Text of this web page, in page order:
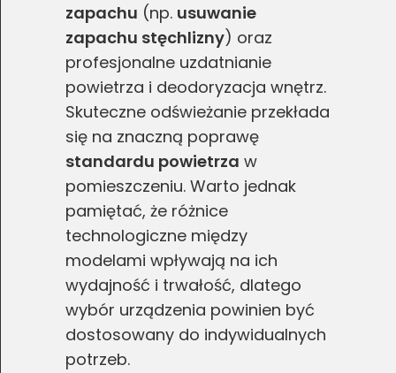
zapachu (np. usuwanie
zapachu stęchlizny) oraz
profesjonalne uzdatnianie
powietrza i deodoryzacja wnętrz.
Skuteczne odświeżanie przekłada
się na znaczną poprawę
standardu powietrza w
pomieszczeniu. Warto jednak
pamiętać, że różnice
technologiczne między
modelami wpływają na ich
wydajność i trwałość, dlatego
wybór urządzenia powinien być
dostosowany do indywidualnych
potrzeb.